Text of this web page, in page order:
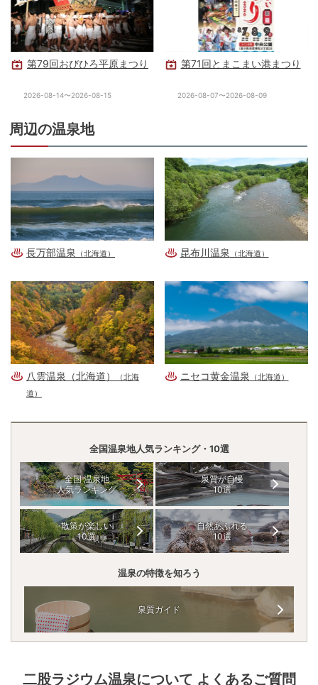
第79回おびひろ平原まつり
2026-08-14〜2026-08-15
第71回とまこまい港まつり
2026-08-07〜2026-08-09
周辺の温泉地
長万部温泉 （北海道） 昆布川温泉 （北海道）
八雲温泉（北海道）
（北海
道）
ニセコ黄金温泉 （北海道）
全国温泉地人気ランキング・10選
全国 温泉地
人気ランキング
泉質が自慢
10選
散策が楽しい
10選
自然あふれる
10選
温泉の特徴を知ろう
泉質ガイド
二股ラジウム温泉について よくあるご質問